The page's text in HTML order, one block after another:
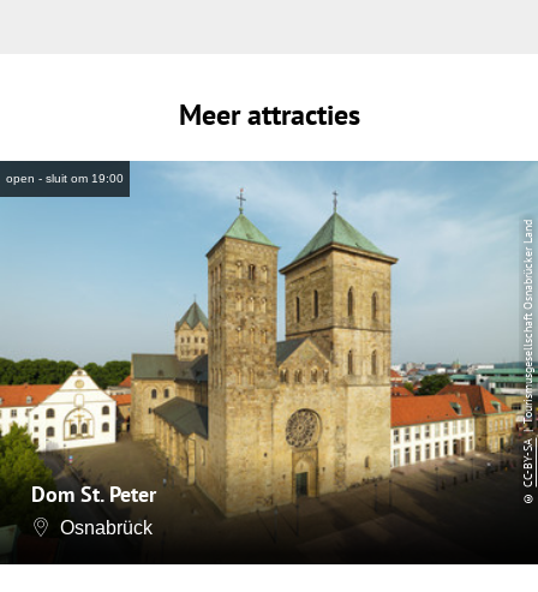
Meer attracties
open - sluit om 19:00
Dom St. Peter
Osnabrück
©
CC-BY-SA
| Tourismusgesellschaft Osnabrücker Land